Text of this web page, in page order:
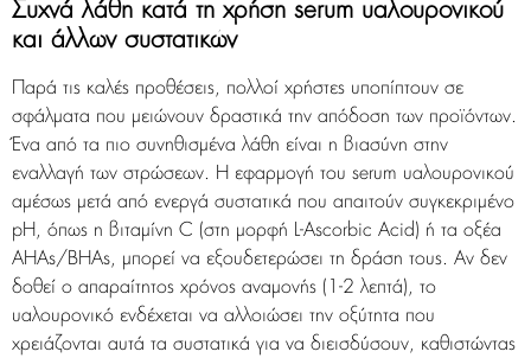
Συχνά λάθη κατά τη χρήση serum υαλουρονικού
και άλλων συστατικών
Παρά τις καλές προθέσεις, πολλοί χρήστες υποπίπτουν σε
σφάλματα που μειώνουν δραστικά την απόδοση των προϊόντων.
Ένα από τα πιο συνηθισμένα λάθη είναι η βιασύνη στην
εναλλαγή των στρώσεων. Η εφαρμογή του serum υαλουρονικού
αμέσως μετά από ενεργά συστατικά που απαιτούν συγκεκριμένο
pH, όπως η βιταμίνη C (στη μορφή L-Ascorbic Acid) ή τα οξέα
AHAs/BHAs, μπορεί να εξουδετερώσει τη δράση τους. Αν δεν
δοθεί ο απαραίτητος χρόνος αναμονής (1-2 λεπτά), το
υαλουρονικό ενδέχεται να αλλοιώσει την οξύτητα που
χρειάζονται αυτά τα συστατικά για να διεισδύσουν, καθιστώντας